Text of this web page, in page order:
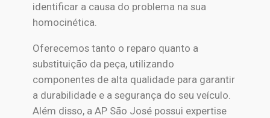
identificar a causa do problema na sua
homocinética.
Oferecemos tanto o reparo quanto a
substituição da peça, utilizando
componentes de alta qualidade para garantir
a durabilidade e a segurança do seu veículo.
Além disso, a AP São José possui expertise